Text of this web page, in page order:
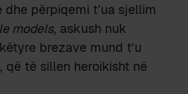
përpiqemi t’ua sjellim
models, askush nuk
brezave mund t’u
që të sillen heroikisht në